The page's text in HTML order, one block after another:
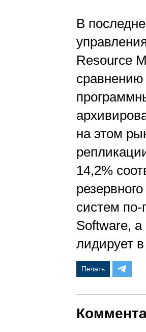
В
Resource
сравнению
на этом
14,2%
систем по-
Software, а
лидирует
Печать